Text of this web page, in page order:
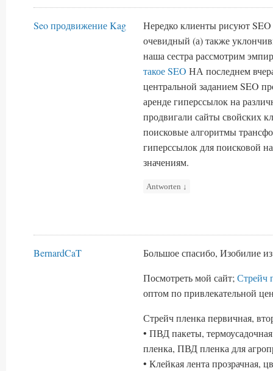
Seo продвижение Kag
Нередко клиенты рисуют
очевидный (а) также
наша сестра рассмотрим
такое SEO НА последнем
центральной заданием SEO
аренде гиперссылок на
продвигали сайты свойских
поисковые алгоритмы
гиперссылок для поисковой
значениям.
Antworten ↓
BernardCaT
Большое спасибо, Изобилие
Посмотреть мой сайт;Стрейч
оптом по привлекательной
Стрейч пленка первичная,
• ПВД пакеты,
пленка, ПВД пленка для
• Клейкая лента прозрачная,